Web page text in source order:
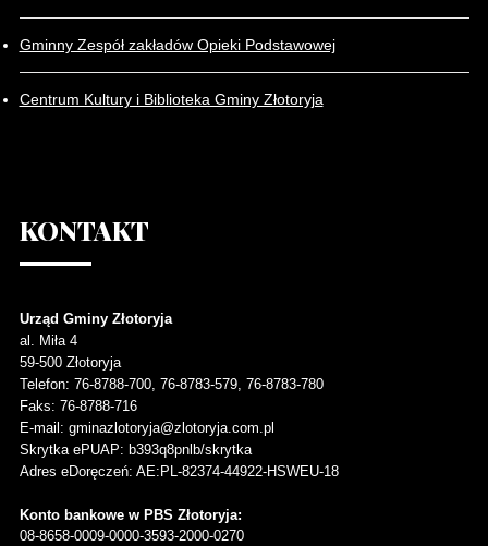
Gminny Zespół zakładów Opieki Podstawowej
Centrum Kultury i Biblioteka Gminy Złotoryja
KONTAKT
Urząd Gminy Złotoryja
al. Miła 4
59-500 Złotoryja
Telefon: 76-8788-700, 76-8783-579, 76-8783-780
Faks: 76-8788-716
E-mail: gminazlotoryja@zlotoryja.com.pl
Skrytka ePUAP: b393q8pnlb/skrytka
Adres eDoręczeń: AE:PL-82374-44922-HSWEU-18
Konto bankowe w PBS Złotoryja:
08-8658-0009-0000-3593-2000-0270